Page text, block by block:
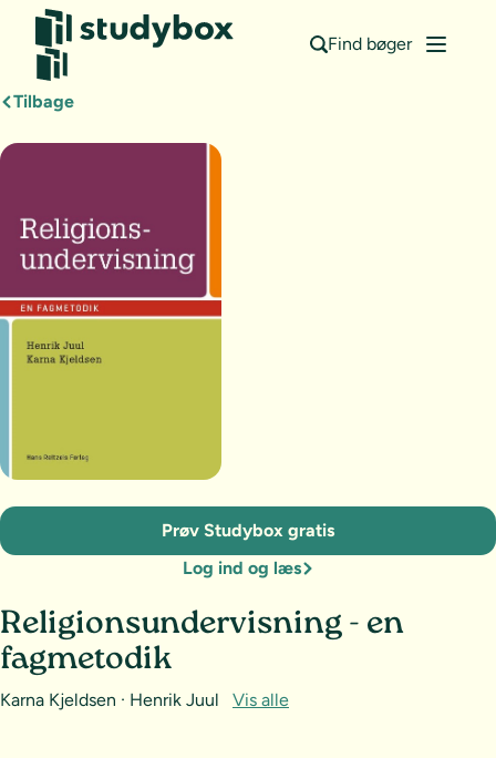
Find bøger
Tilbage
Religionsundervisning - en
fagmetodik
Karna Kjeldsen · Henrik Juul Vis alle
Prøv Studybox gratis
Log ind og læs